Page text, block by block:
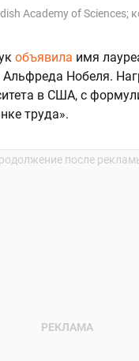
Academy of Sciences;
объявила имя
Нобеля.
в США, с
труда».